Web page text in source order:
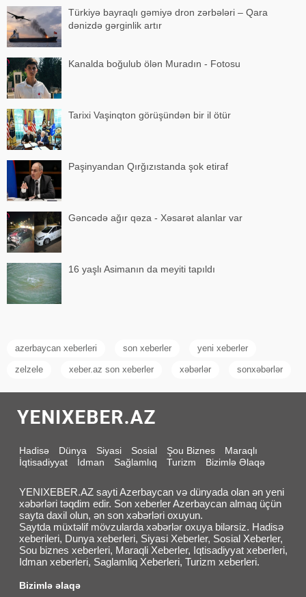
Türkiyə bayraqlı gəmiyə dron zərbələri – Qara
dənizdə gərginlik artır
Kanalda boğulub ölən Muradın - Fotosu
Tarixi Vaşinqton görüşündən bir il ötür
Paşinyandan Qırğızıstanda şok etiraf
Gəncədə ağır qəza - Xəsarət alanlar var
16 yaşlı Asimanın da meyiti tapıldı
azerbaycan xeberleri son xeberler yeni xeberler
zelzele xeber.az son xeberler xəbərlər sonxəbərlər
Hadisə Dünya Siyasi Sosial Şou Biznes
Maraqlı
İqtisadiyyat
İdman Sağlamlıq Turizm Bizimlə Əlaqə
YENIXEBER.AZ sayti Azerbaycan və dünyada olan ən yeni
xəbərləri təqdim edir. Son xeberler Azerbaycan almaq üçün
sayta daxil olun, ən son xəbərləri oxuyun.
Saytda müxtəlif mövzularda xəbərlər oxuya bilərsiz. Hadisə
xeberileri, Dunya xeberleri, Siyasi Xeberler, Sosial Xeberler,
Sou biznes xeberleri, Maraqli Xeberler, Iqtisadiyyat xeberleri,
Idman xeberleri, Saglamliq Xeberleri, Turizm xeberleri.
Bizimlə əlaqə